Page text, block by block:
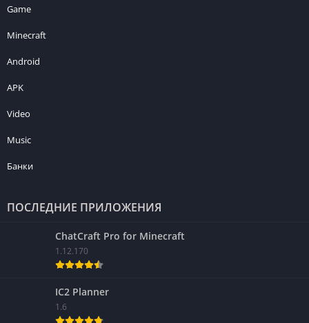
Game
Minecraft
Android
APK
Video
Music
Банки
ПОСЛЕДНИЕ ПРИЛОЖЕНИЯ
ChatCraft Pro for Minecraft
1.12.170
IC2 Planner
1.6